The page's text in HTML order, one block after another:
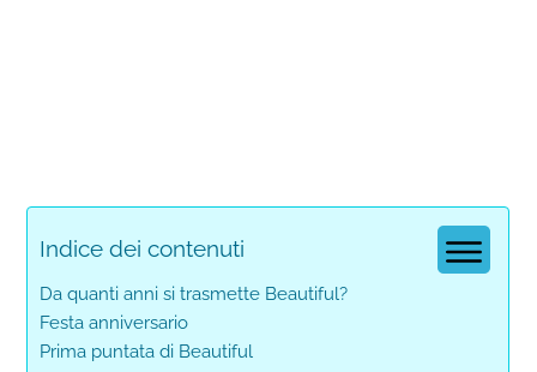
Indice dei contenuti
Da quanti anni si trasmette Beautiful?
Festa anniversario
Prima puntata di Beautiful